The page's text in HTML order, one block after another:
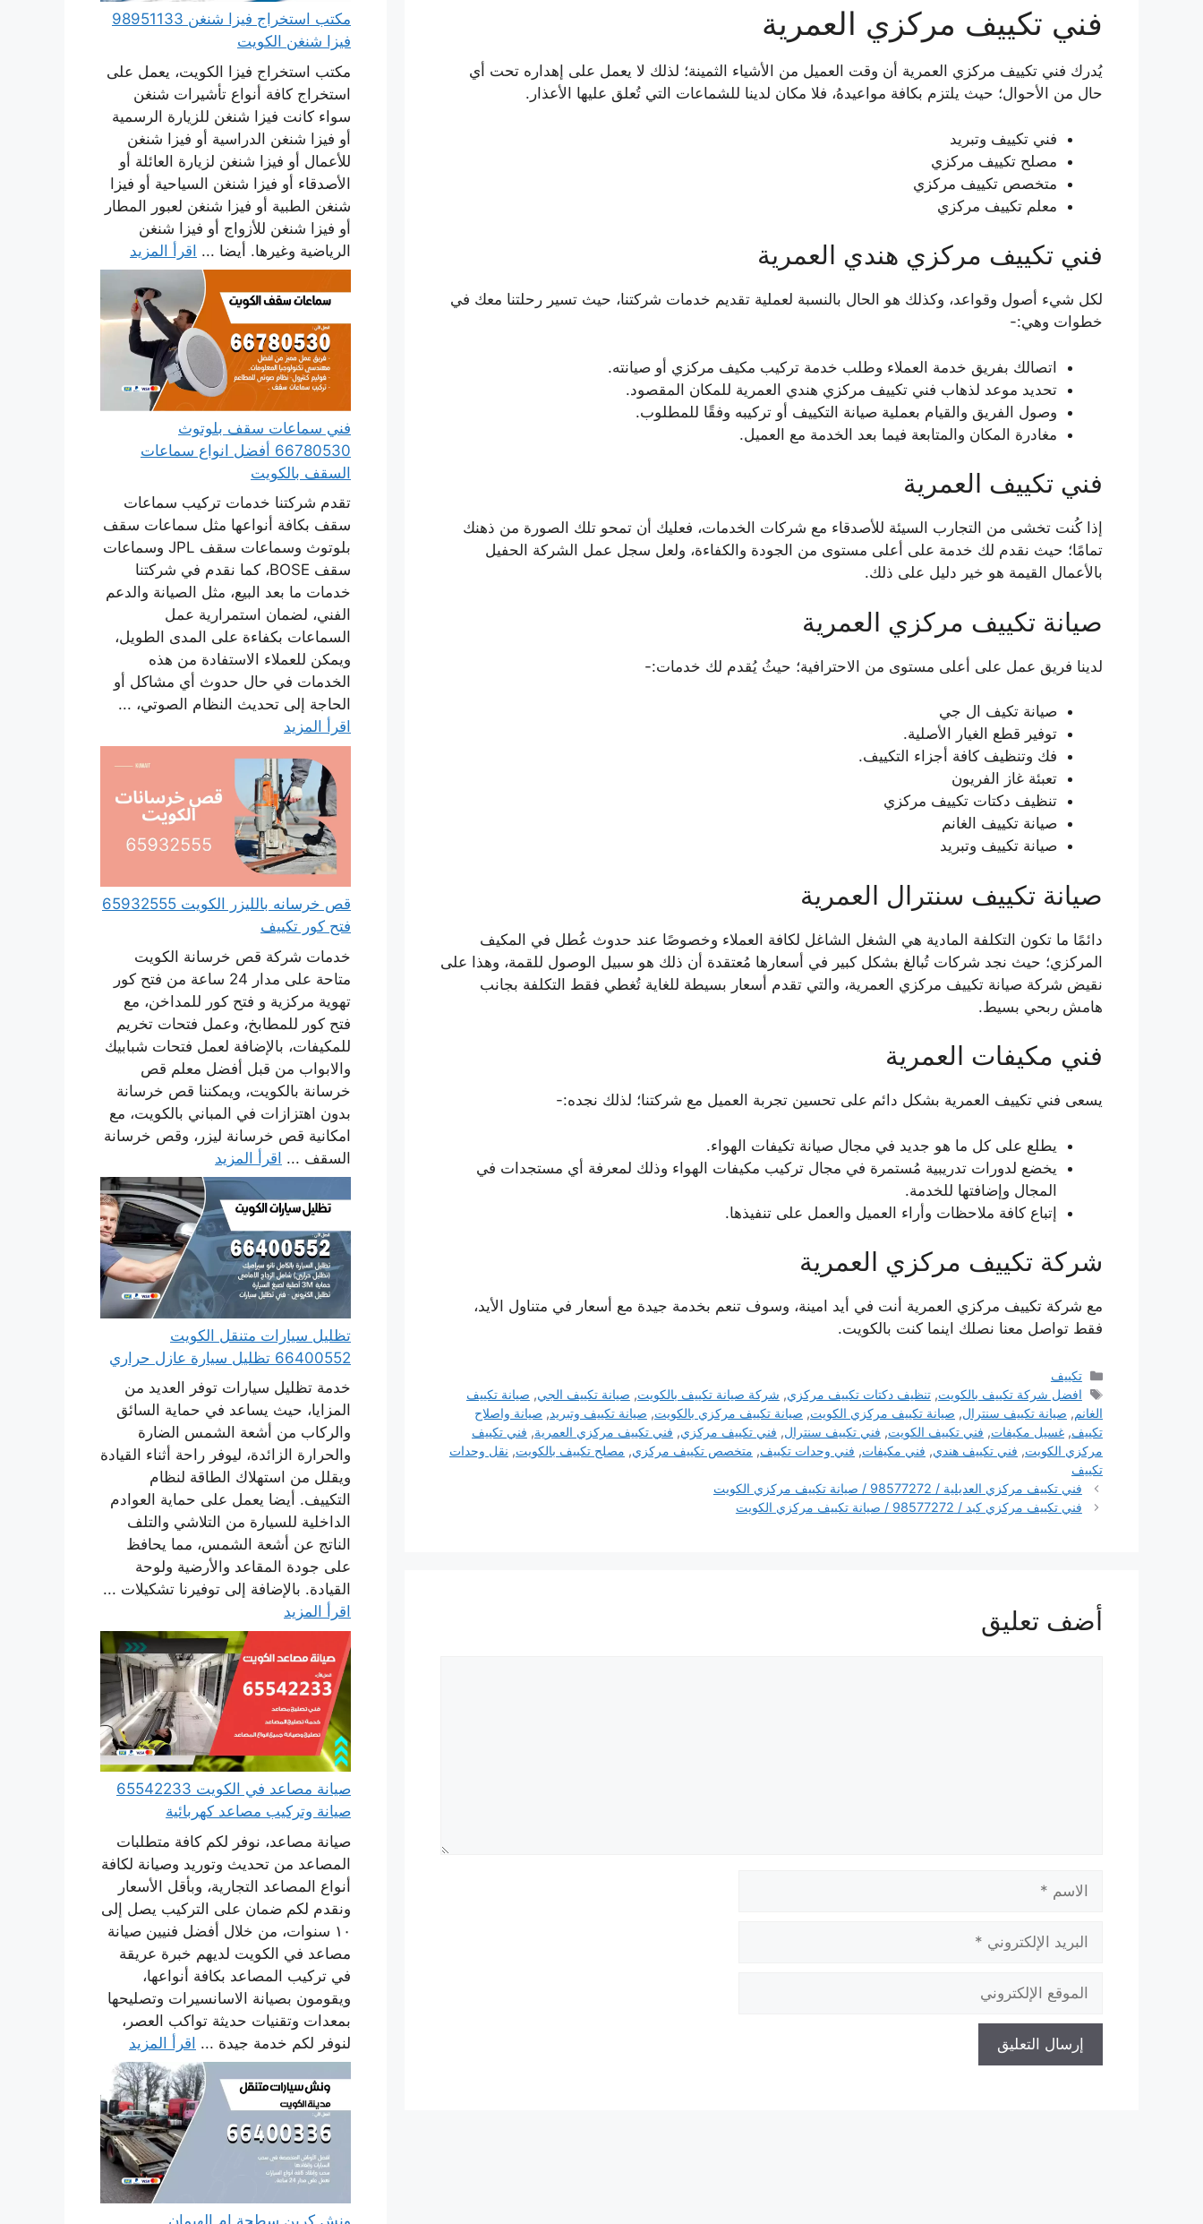
فني تكييف مركزي العمرية
يُدرك فني تكييف مركزي العمرية أن وقت العميل من الأشياء الثمينة؛ لذلك لا يعمل على إهداره تحت أي
حال من الأحوال؛ حيث يلتزم بكافة مواعيدهُ، فلا مكان لدينا للشماعات التي تُعلق عليها الأعذار.
فني تكييف وتبريد
مصلح تكييف مركزي
متخصص تكييف مركزي
معلم تكييف مركزي
فني تكييف مركزي هندي العمرية
لكل شيء أصول وقواعد، وكذلك هو الحال بالنسبة لعملية تقديم خدمات شركتنا، حيث تسير رحلتنا معك في
خطوات وهي:-
اتصالك بفريق خدمة العملاء وطلب خدمة تركيب مكيف مركزي أو صيانته.
تحديد موعد لذهاب فني تكييف مركزي هندي العمرية للمكان المقصود.
وصول الفريق والقيام بعملية صيانة التكييف أو تركيبه وفقًا للمطلوب.
مغادرة المكان والمتابعة فيما بعد الخدمة مع العميل.
فني تكييف العمرية
إذا كُنت تخشى من التجارب السيئة للأصدقاء مع شركات الخدمات، فعليك أن تمحو تلك الصورة من ذهنك
تمامًا؛ حيث نقدم لك خدمة على أعلى مستوى من الجودة والكفاءة، ولعل سجل عمل الشركة الحفيل
بالأعمال القيمة هو خير دليل على ذلك.
صيانة تكييف مركزي العمرية
لدينا فريق عمل على أعلى مستوى من الاحترافية؛ حيثُ يُقدم لك خدمات:-
صيانة تكيف ال جي
توفير قطع الغيار الأصلية.
فك وتنظيف كافة أجزاء التكييف.
تعبئة غاز الفريون
تنظيف دكتات تكييف مركزي
صيانة تكييف الغانم
صيانة تكييف وتبريد
صيانة تكييف سنترال العمرية
دائمًا ما تكون التكلفة المادية هي الشغل الشاغل لكافة العملاء وخصوصًا عند حدوث عُطل في المكيف
المركزي؛ حيث نجد شركات تُبالغ بشكل كبير في أسعارها مُعتقدة أن ذلك هو سبيل الوصول للقمة، وهذا على
نقيض شركة صيانة تكييف مركزي العمرية، والتي تقدم أسعار بسيطة للغاية تُغطي فقط التكلفة بجانب
هامش ربحي بسيط.
فني مكيفات العمرية
يسعى فني تكييف العمرية بشكل دائم على تحسين تجربة العميل مع شركتنا؛ لذلك نجده:-
يطلع على كل ما هو جديد في مجال صيانة تكيفات الهواء.
يخضع لدورات تدريبية مُستمرة في مجال تركيب مكيفات الهواء وذلك لمعرفة أي مستجدات في
المجال وإضافتها للخدمة.
إتباع كافة ملاحظات وأراء العميل والعمل على تنفيذها.
شركة تكييف مركزي العمرية
مع شركة تكييف مركزي العمرية أنت في أيد امينة، وسوف تنعم بخدمة جيدة مع أسعار في متناول الأيد،
فقط تواصل معنا نصلك اينما كنت بالكويت.
التصنيفات
تكييف
الوسوم
افضل شركة تكييف بالكويت,تنظيف دكتات تكييف مركزي, شركة صيانة تكييف بالكويت, صيانة تكييف الجي, صيانة تكييف
الغانم, صيانة تكييف سنترال, صيانة تكييف مركزي الكويت, صيانة تكييف مركزي بالكويت, صيانة تكييف وتبريد, صيانة واصلاح
تكييف, غسيل مكيفات, فني تكييف الكويت, فني تكييف سنترال, فني تكييف مركزي, فني تكييف مركزي العمرية, فني تكييف
مركزي الكويت, فني تكييف هندي, فني مكيفات, فني وحدات تكييف, متخصص تكييف مركزي, مصلح تكييف بالكويت, نقل وحدات
تكييف
فني تكييف مركزي العديلية / 98577272 / صيانة تكييف مركزي الكويت
فني تكييف مركزي كبد / 98577272 / صيانة تكييف مركزي الكويت
أضف تعليق
الاسم
البريد
الإلكتروني
الموقع
الإلكتروني
مكتب استخراج فيزا شنغن 98951133
فيزا شنغن الكويت
مكتب استخراج فيزا الكويت، يعمل على
استخراج كافة أنواع تأشيرات شنغن
سواء كانت فيزا شنغن للزيارة الرسمية
أو فيزا شنغن الدراسية أو فيزا شنغن
للأعمال أو فيزا شنغن لزيارة العائلة أو
الأصدقاء أو فيزا شنغن السياحية أو فيزا
شنغن الطبية أو فيزا شنغن لعبور المطار
أو فيزا شنغن للأزواج أو فيزا شنغن
الرياضية وغيرها. أيضا ... اقرأ المزيد
فني سماعات سقف بلوتوث
66780530 أفضل انواع سماعات
السقف بالكويت
تقدم شركتنا خدمات تركيب سماعات
سقف بكافة أنواعها مثل سماعات سقف
بلوتوث وسماعات سقف JPL وسماعات
سقف BOSE، كما نقدم في شركتنا
خدمات ما بعد البيع، مثل الصيانة والدعم
الفني، لضمان استمرارية عمل
السماعات بكفاءة على المدى الطويل،
ويمكن للعملاء الاستفادة من هذه
الخدمات في حال حدوث أي مشاكل أو
الحاجة إلى تحديث النظام الصوتي، ...
اقرأ المزيد
قص خرسانه بالليزر الكويت 65932555
فتح كور تكييف
خدمات شركة قص خرسانة الكويت
متاحة على مدار 24 ساعة من فتح كور
تهوية مركزية و فتح كور للمداخن، مع
فتح كور للمطابخ، وعمل فتحات تخريم
للمكيفات، بالإضافة لعمل فتحات شبابيك
والابواب من قبل أفضل معلم قص
خرسانة بالكويت، ويمكننا قص خرسانة
بدون اهتزازات في المباني بالكويت، مع
امكانية قص خرسانة ليزر، وقص خرسانة
السقف ... اقرأ المزيد
تظليل سيارات متنقل الكويت
66400552 تظليل سيارة عازل حراري
خدمة تظليل سيارات توفر العديد من
المزايا، حيث يساعد في حماية السائق
والركاب من أشعة الشمس الضارة
والحرارة الزائدة، ليوفر راحة أثناء القيادة
ويقلل من استهلاك الطاقة لنظام
التكييف. أيضا يعمل على حماية العوادم
الداخلية للسيارة من التلاشي والتلف
الناتج عن أشعة الشمس، مما يحافظ
على جودة المقاعد والأرضية ولوحة
القيادة. بالإضافة إلى توفيرنا تشكيلات ...
اقرأ المزيد
صيانة مصاعد في الكويت 65542233
صيانة وتركيب مصاعد كهربائية
صيانة مصاعد، نوفر لكم كافة متطلبات
المصاعد من تحديث وتوريد وصيانة لكافة
أنواع المصاعد التجارية، وبأقل الأسعار
ونقدم لكم ضمان على التركيب يصل إلى
١٠ سنوات، من خلال أفضل فنيين صيانة
مصاعد في الكويت لديهم خبرة عريقة
في تركيب المصاعد بكافة أنواعها،
ويقومون بصيانة الاسانسيرات وتصليحها
بمعدات وتقنيات حديثة تواكب العصر،
لنوفر لكم خدمة جيدة ... اقرأ المزيد
ونش كرين سطحة ام الهيمان